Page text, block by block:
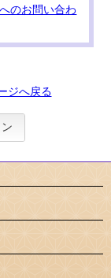
のお問い合わ
ジへ戻る